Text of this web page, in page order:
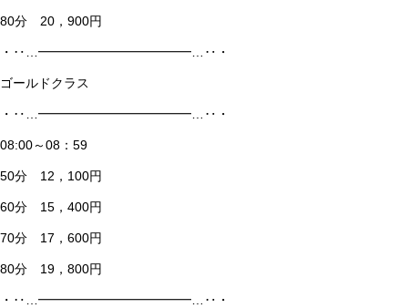
80分 20，900円
・‥…━━━━━━━━━━━━…‥・
ゴールドクラス
・‥…━━━━━━━━━━━━…‥・
08:00～08：59
50分 12，100円
60分 15，400円
70分 17，600円
80分 19，800円
・‥…━━━━━━━━━━━━…‥・